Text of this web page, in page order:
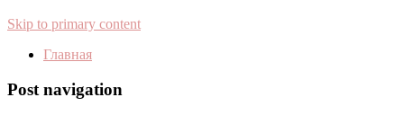
Skip to primary content
Главная
Post navigation